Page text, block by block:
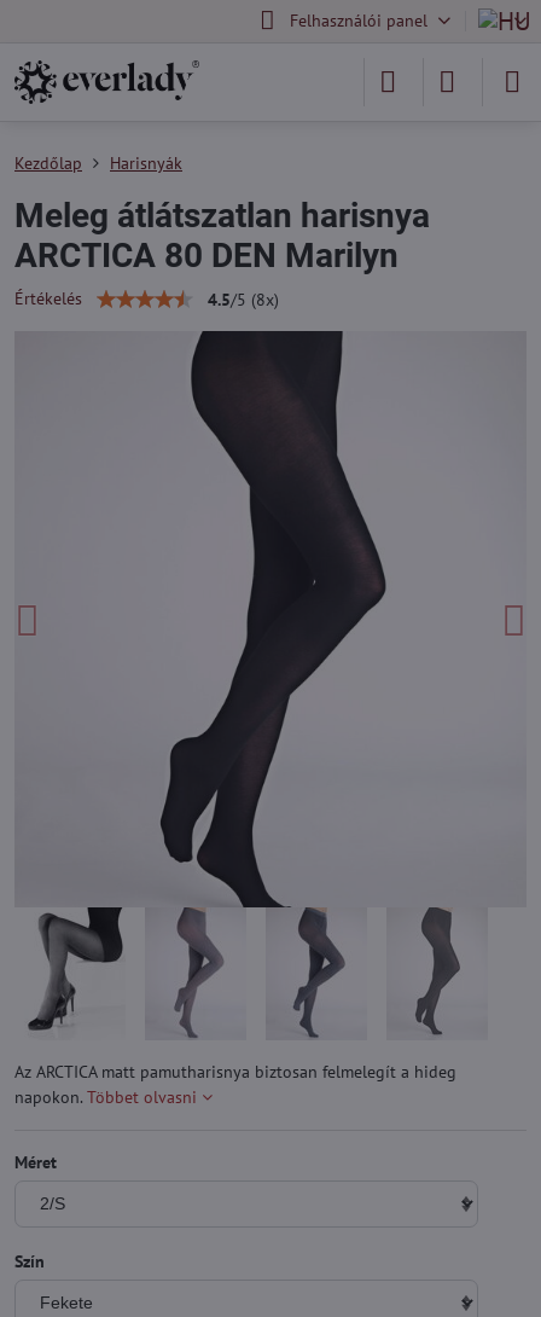
Felhasználói panel
Kezdőlap Harisnyák
Meleg átlátszatlan harisnya
ARCTICA 80 DEN Marilyn
Értékelés 4.5/5 (8x)
Az ARCTICA matt pamutharisnya biztosan felmelegít a hideg
napokon. Többet olvasni
Méret
Szín